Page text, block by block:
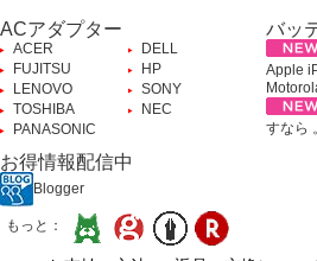
ACアダプター
ACER
DELL
FUJITSU
HP
LENOVO
SONY
TOSHIBA
NEC
PANASONIC
バッ
Apple
すなら 。
お得情報配信中
Blogger
もっと：